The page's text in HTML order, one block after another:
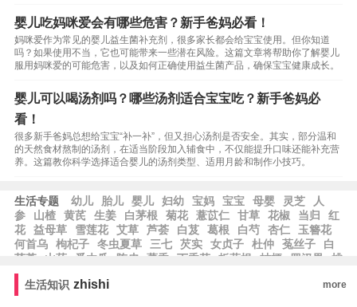
婴儿吃妈咪爱会有哪些危害？新手爸妈必看！
妈咪爱作为常见的婴儿益生菌补充剂，很多家长都会给宝宝使用。但你知道
吗？如果使用不当，它也可能带来一些潜在风险。这篇文章将帮助你了解婴儿
服用妈咪爱的可能危害，以及如何正确使用益生菌产品，确保宝宝健康成长。
婴儿可以喝汤剂吗？哪些汤剂适合宝宝吃？新手爸妈必
看！
很多新手爸妈总想给宝宝“补一补”，但又担心汤剂是否安全。其实，部分温和
的天然食材熬制的汤剂，在适当阶段加入辅食中，不仅能提升口味还能补充营
养。这篇教你科学选择适合婴儿的汤剂类型、适用月龄和制作小技巧。
生活专题 幼儿 胎儿 婴儿 妇幼 宝妈 宝宝 母婴 灵芝
人
参
山楂 黄芪 生姜 白茅根 菊花 薏苡仁 甘草 花椒 当归
红
花
益母草 雪莲花 艾草 芦荟 白芨 葛根 白芍 杏仁
玉簪花
何首乌
枸杞子 冬虫夏草 三七 芡实 女贞子 杜仲 菟丝子
白
茯苓
山药 番木瓜 陈皮 藿香 丁香花 板蓝根 桔梗 罗汉果
桃
仁
生活知识 zhishi more